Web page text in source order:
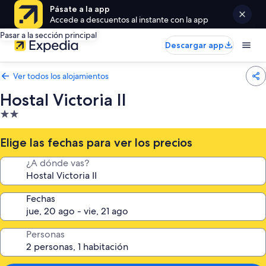
Pásate a la app
Accede a descuentos al instante con la app
Pasar a la sección principal
Descargar app
Ver todos los alojamientos
Hostal Victoria II
Alojamiento
de
2.0 estrellas
Elige las fechas para ver los precios
¿A dónde vas?
Fechas
Personas